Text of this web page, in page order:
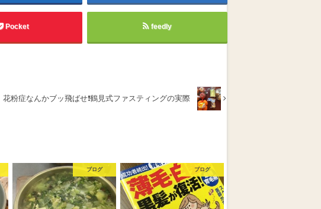
Pocket feedly
花粉症なんかブッ飛ばせ❗️鶴見式ファスティングの実際
ブログ ブログ